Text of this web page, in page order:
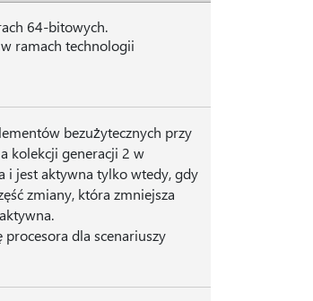
64-bitowych.
ramach technologii
bezużytecznych przy
kolekcji generacji 2 w
i jest aktywna tylko wtedy, gdy
zmiany, która zmniejsza
dla scenariuszy